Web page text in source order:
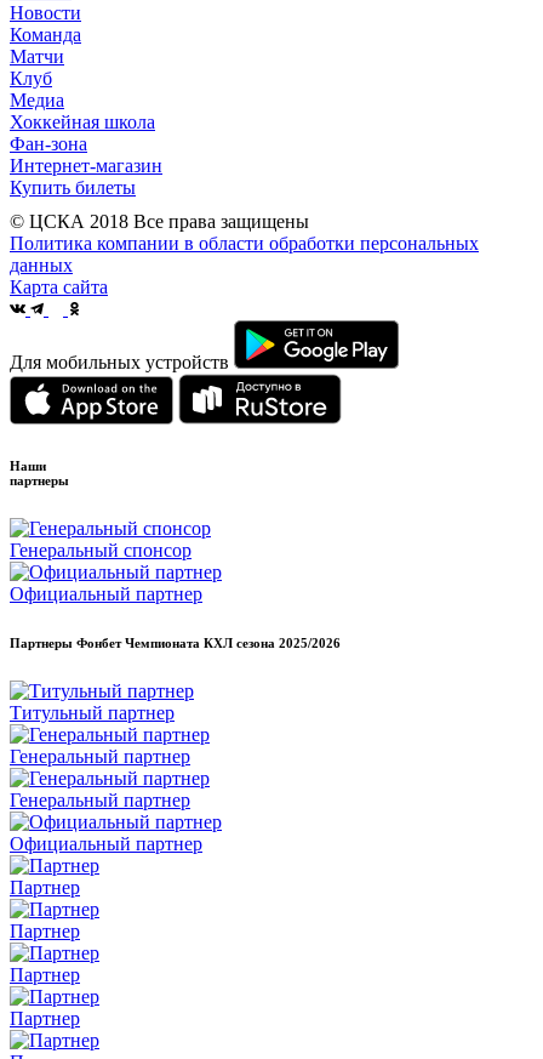
Новости
Команда
Матчи
Клуб
Медиа
Хоккейная школа
Фан-зона
Интернет-магазин
Купить билеты
© ЦСКА 2018 Все права защищены
Политика компании в области обработки персональных
данных
Карта сайта
Для мобильных устройств
Наши
партнеры
Генеральный спонсор
Официальный партнер
Партнеры Фонбет Чемпионата КХЛ сезона 2025/2026
Титульный партнер
Генеральный партнер
Генеральный партнер
Официальный партнер
Партнер
Партнер
Партнер
Партнер